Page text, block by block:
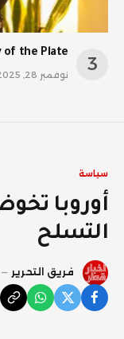
of the Plate
نوفمبر 28, 2025
سياسة
أوروبا
التسلح
فريق التحرير